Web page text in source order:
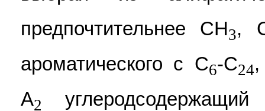
предпочтительнее CH3,
ароматического с C6-C24
A2